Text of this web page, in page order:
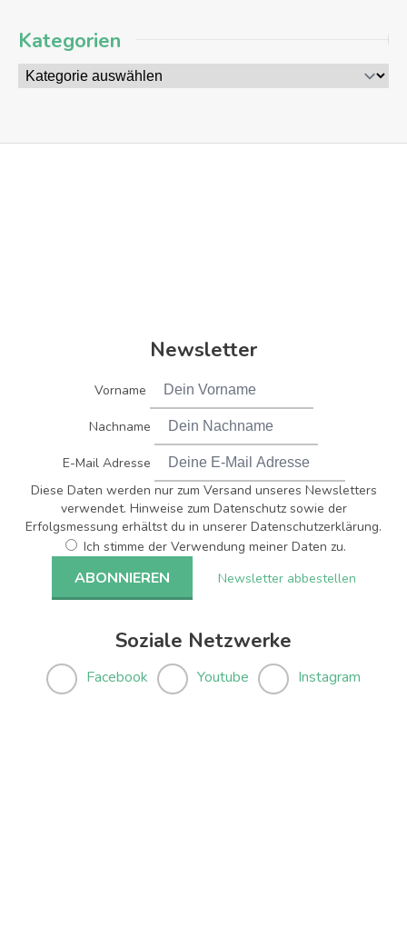
Kategorien
Newsletter
Vorname
Nachname
E-Mail Adresse
Diese Daten werden nur zum Versand unseres Newsletters
verwendet. Hinweise zum Datenschutz sowie der
Erfolgsmessung erhältst du in unserer Datenschutzerklärung.
Ich stimme der Verwendung meiner Daten zu.
Newsletter abbestellen
Soziale Netzwerke
Facebook Youtube Instagram